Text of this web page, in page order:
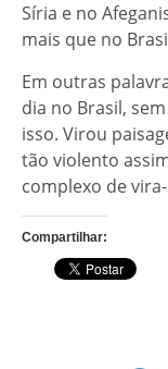
Síria e no
mais que no
Em outras
dia no Brasil,
isso. Virou
tão violento
complexo de
Compartilhar: